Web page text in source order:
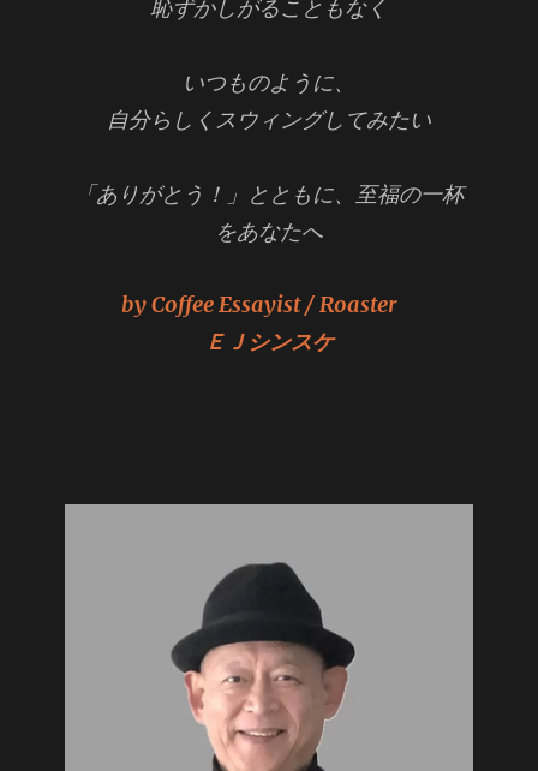
恥ずかしがることもなく
いつものように、
自分らしくスウィングしてみたい
「ありがとう！」とともに、至福の一杯
をあなたへ
by Coffee Essayist / Roaster
ＥＪシンスケ